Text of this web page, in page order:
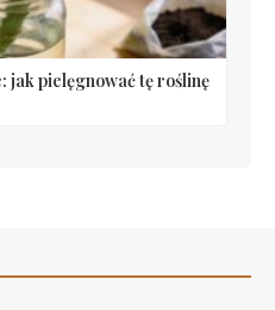
jak pielęgnować tę roślinę